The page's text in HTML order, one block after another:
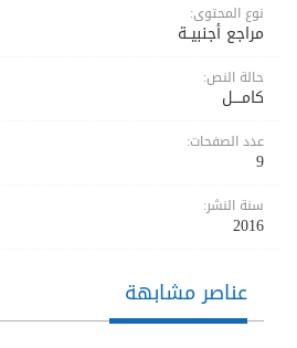
نوع المحتوى:
مراجع أجنبيــة
حالة النص:
كامــــل
عدد الصفحات:
9
سنة النشر:
2016
عناصر مشابهة